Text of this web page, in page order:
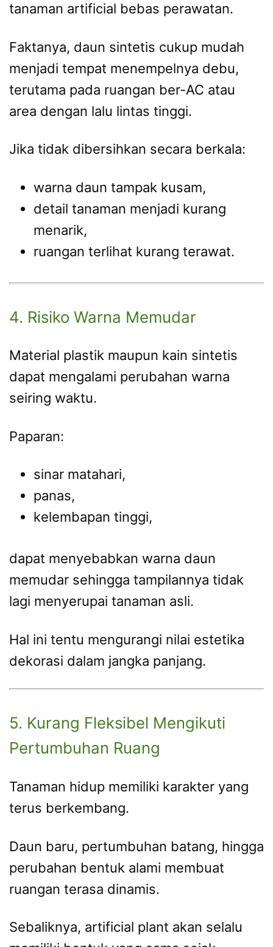
tanaman artificial bebas perawatan.
Faktanya, daun sintetis cukup mudah
menjadi tempat menempelnya debu,
terutama pada ruangan ber-AC atau
area dengan lalu lintas tinggi.
Jika tidak dibersihkan secara berkala:
warna daun tampak kusam,
detail tanaman menjadi kurang
menarik,
ruangan terlihat kurang terawat.
4. Risiko Warna Memudar
Material plastik maupun kain sintetis
dapat mengalami perubahan warna
seiring waktu.
Paparan:
sinar matahari,
panas,
kelembapan tinggi,
dapat menyebabkan warna daun
memudar sehingga tampilannya tidak
lagi menyerupai tanaman asli.
Hal ini tentu mengurangi nilai estetika
dekorasi dalam jangka panjang.
5. Kurang Fleksibel Mengikuti
Pertumbuhan Ruang
Tanaman hidup memiliki karakter yang
terus berkembang.
Daun baru, pertumbuhan batang, hingga
perubahan bentuk alami membuat
ruangan terasa dinamis.
Sebaliknya, artificial plant akan selalu